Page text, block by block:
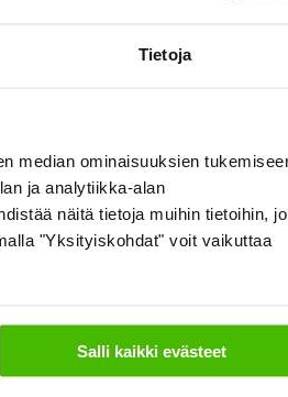
Tietoja
median ominaisuuksien
ja analytiikka-alan
näitä tietoja muihin tietoihin,
"Yksityiskohdat" voit vaikuttaa
Salli kaikki evästeet
ja
ihmisyyden? Keskustelussa
toimittaja
psykologian dosenttiFrank Martela,
Tilaisuuden järjestävät